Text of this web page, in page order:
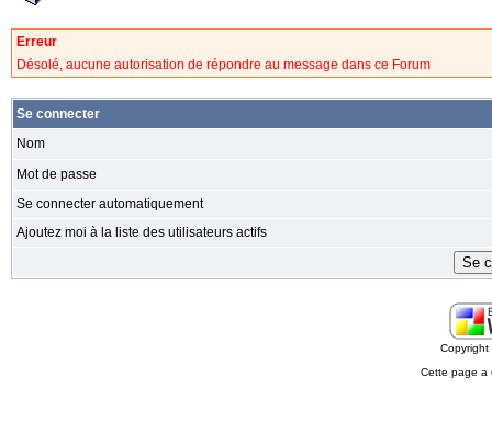
Erreur
Désolé, aucune autorisation de répondre au message dans ce Forum
Se connecter
Nom
Mot de passe
Se connecter automatiquement
Ajoutez moi à la liste des utilisateurs actifs
Cette page a